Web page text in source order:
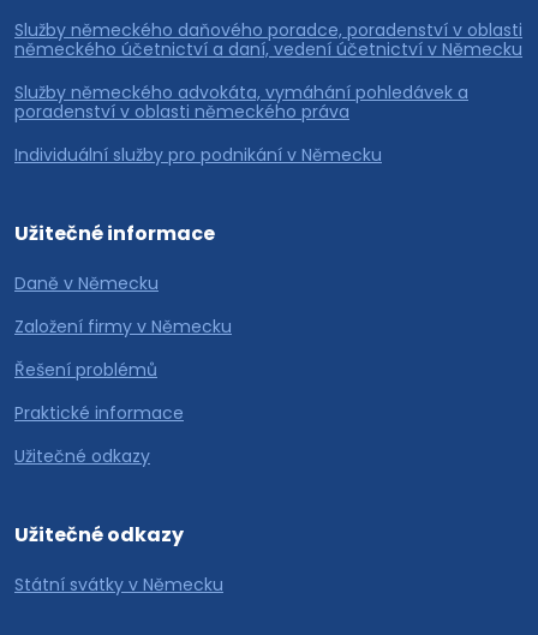
Služby německého daňového poradce, poradenství v oblasti
německého účetnictví a daní, vedení účetnictví v Německu
Služby německého advokáta, vymáhání pohledávek a
poradenství v oblasti německého práva
Individuální služby pro podnikání v Německu
Užitečné informace
Daně v Německu
Založení firmy v Německu
Řešení problémů
Praktické informace
Užitečné odkazy
Užitečné odkazy
Státní svátky v Německu